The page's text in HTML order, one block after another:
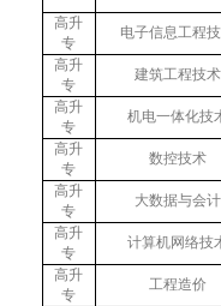
高升
专
电子信息工程
高升
专
建筑工程技术
高升
专
机电一体化技
高升
专
数控技术
高升
专
大数据与会计
高升
专
计算机网络技
高升
专
工程造价